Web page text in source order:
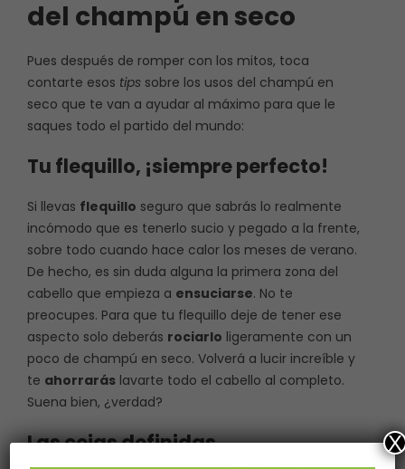
del champú en seco
Pues después de romper con los mitos, toca
contarte esos tips sobre los usos del champú en
seco que te van a ayudar al máximo para que le
saques todo el partido del mundo:
Tu flequillo, ¡siempre perfecto!
Si llevas flequillo seguro que sabrás lo realmente
incómodo que es tenerlo sucio y pegado a la frente,
sobre todo cuando hace calor los meses de verano.
De hecho, es sin duda alguna la primera zona del
cabello que empieza a ensuciarse. No te
preocupes. Para que tu flequillo deje de tener ese
aspecto solo deberás rociarlo ligeramente con un
poco de champú en seco. Volverá a lucir increíble y
te ahorrarás lavarte todo el cabello al completo.
Suena bien, ¿verdad?
Las cejas definidas X